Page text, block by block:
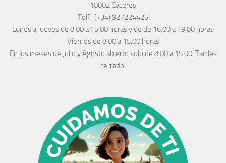
10002 Cáceres
Telf : (+34) 927224425
Lunes a Jueves de 8:00 a 15:00 horas y de de 16:00 a 19:00 horas
Viernes de 8:00 a 15:00 horas
En los meses de Julio y Agosto abierto solo de 8:00 a 15:00. Tardes
cerrado.